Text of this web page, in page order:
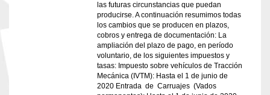
las futuras circunstancias que puedan
producirse. A continuación resumimos todas
los cambios que se producen en plazos,
cobros y entrega de documentación: La
ampliación del plazo de pago, en período
voluntario, de los siguientes impuestos y
tasas: Impuesto sobre vehículos de Tracción
Mecánica (IVTM): Hasta el 1 de junio de
2020 Entrada de Carruajes (Vados